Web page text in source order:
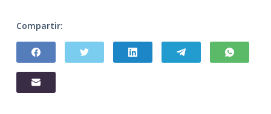
Compartir: